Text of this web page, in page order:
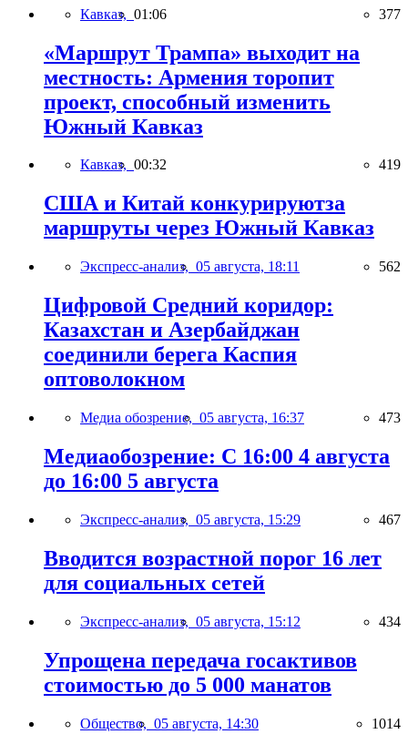
Кавказ, 01:06 377
«Маршрут Трампа» выходит на
местность: Армения торопит
проект, способный изменить
Южный Кавказ
Кавказ, 00:32 419
США и Китай конкурируютза
маршруты через Южный Кавказ
Экспресс-анализ, 05 августа, 18:11 562
Цифровой Средний коридор:
Казахстан и Азербайджан
соединили берега Каспия
оптоволокном
Медиа обозрение, 05 августа, 16:37 473
Медиаобозрение: С 16:00 4 августа
до 16:00 5 августа
Экспресс-анализ, 05 августа, 15:29 467
Вводится возрастной порог 16 лет
для социальных сетей
Экспресс-анализ, 05 августа, 15:12 434
Упрощена передача госактивов
стоимостью до 5 000 манатов
Общество, 05 августа, 14:30 1014